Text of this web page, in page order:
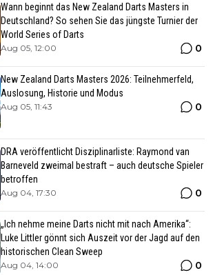
Wann beginnt das New Zealand Darts Masters in
Deutschland? So sehen Sie das jüngste Turnier der
World Series of Darts
Aug 05, 12:00 0
New Zealand Darts Masters 2026: Teilnehmerfeld,
Auslosung, Historie und Modus
Aug 05, 11:43 0
DRA veröffentlicht Disziplinarliste: Raymond van
Barneveld zweimal bestraft – auch deutsche Spieler
betroffen
Aug 04, 17:30 0
„Ich nehme meine Darts nicht mit nach Amerika“:
Luke Littler gönnt sich Auszeit vor der Jagd auf den
historischen Clean Sweep
Aug 04, 14:00 0